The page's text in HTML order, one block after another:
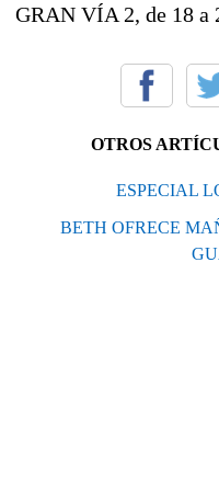
GRAN VÍA 2, de 18 a
OTROS
ESPECIAL
BETH OFRECE